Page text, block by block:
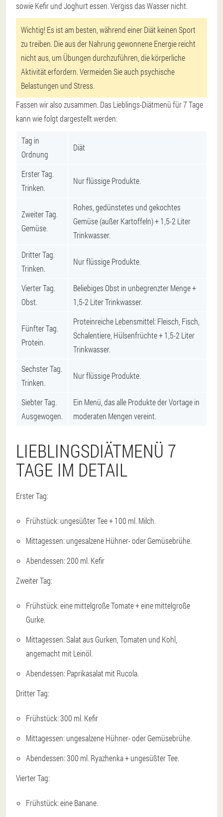
sowie Kefir und Joghurt essen. Vergiss das Wasser nicht.
Wichtig! Es ist am besten, während einer Diät keinen Sport
zu treiben. Die aus der Nahrung gewonnene Energie reicht
nicht aus, um Übungen durchzuführen, die körperliche
Aktivität erfordern. Vermeiden Sie auch psychische
Belastungen und Stress.
Fassen wir also zusammen. Das Lieblings-Diätmenü für 7 Tage
kann wie folgt dargestellt werden:
Tag in
Ordnung
Diät
Erster Tag.
Trinken.
Nur flüssige Produkte.
Zweiter Tag.
Gemüse.
Rohes, gedünstetes und gekochtes
Gemüse (außer Kartoffeln) + 1,5-2 Liter
Trinkwasser.
Dritter Tag.
Trinken.
Nur flüssige Produkte.
Vierter Tag.
Obst.
Beliebiges Obst in unbegrenzter Menge +
1,5-2 Liter Trinkwasser.
Fünfter Tag.
Protein.
Proteinreiche Lebensmittel: Fleisch, Fisch,
Schalentiere, Hülsenfrüchte + 1,5-2 Liter
Trinkwasser.
Sechster Tag.
Trinken.
Nur flüssige Produkte.
Siebter Tag.
Ausgewogen.
Ein Menü, das alle Produkte der Vortage in
moderaten Mengen vereint.
LIEBLINGSDIÄTMENÜ 7
TAGE IM DETAIL
Erster Tag:
Frühstück: ungesüßter Tee + 100 ml. Milch.
Mittagessen: ungesalzene Hühner- oder Gemüsebrühe.
Abendessen: 200 ml. Kefir
Zweiter Tag:
Frühstück: eine mittelgroße Tomate + eine mittelgroße
Gurke.
Mittagessen: Salat aus Gurken, Tomaten und Kohl,
angemacht mit Leinöl.
Abendessen: Paprikasalat mit Rucola.
Dritter Tag:
Frühstück: 300 ml. Kefir
Mittagessen: ungesalzene Hühner- oder Gemüsebrühe.
Abendessen: 300 ml. Ryazhenka + ungesüßter Tee.
Vierter Tag:
Frühstück: eine Banane.